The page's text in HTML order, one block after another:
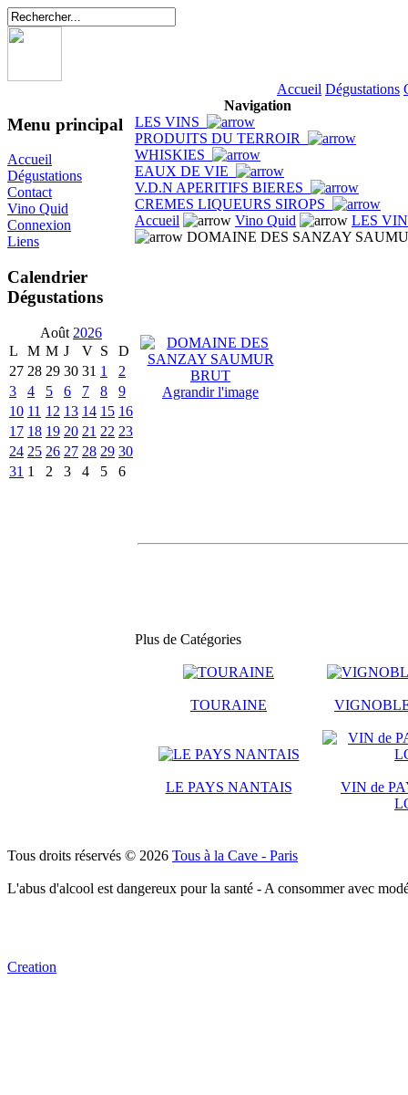
Accueil Dégustations
Menu principal
Accueil
Dégustations
Contact
Vino Quid
Connexion
Liens
Calendrier
Dégustations
Août 2026
L
M M J V S
D
27 28 29 30 31 1
2
3
4 5 6 7 8
9
10 11 12 13 14 15 16
17 18 19 20 21 22 23
24 25 26 27 28 29 30
31 1 2 3 4 5 6
Navigation
LES VINS
PRODUITS DU TERROIR
WHISKIES
EAUX DE VIE
V.D.N APERITIFS BIERES
CREMES LIQUEURS SIROPS
Accueil
Vino Quid
LES
DOMAINE DES SANZAY
Agrandir l'image
Plus de Catégories
TOURAINE
LE PAYS NANTAIS
VIN de
Tous droits réservés © 2026 Tous à la Cave - Paris
L'abus d'alcool est dangereux pour la santé - A consommer avec
Creation